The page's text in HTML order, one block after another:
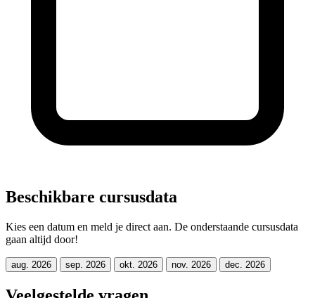
Beschikbare cursusdata
Kies een datum en meld je direct aan. De onderstaande cursusdata
gaan altijd door!
aug. 2026 sep. 2026 okt. 2026 nov. 2026 dec. 2026